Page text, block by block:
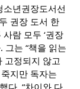
년권장도서선
권장 도서 한
람 모두 ‘권장
그는 “책을 읽는
고정되지 않고
지만 독자는
다. “차이와 다